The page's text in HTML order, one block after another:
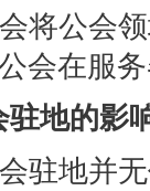
将公会
会在服
地的影
驻地并